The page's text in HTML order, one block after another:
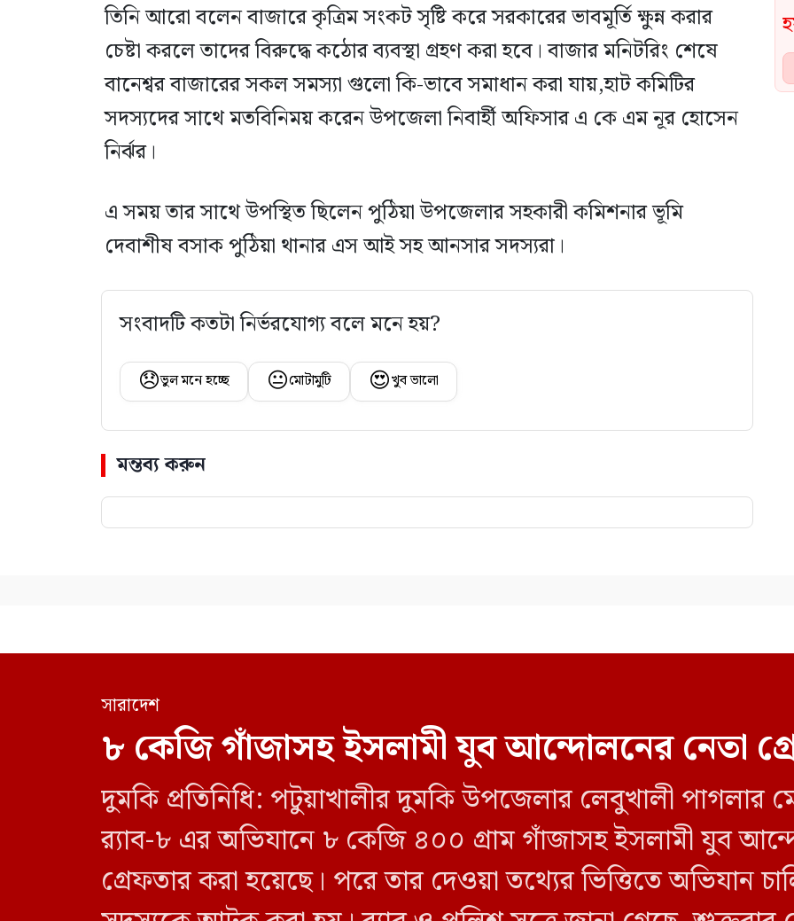
তিনি আরো বলেন বাজারে কৃত্রিম সংকট সৃষ্টি করে সরকারের ভাবমূর্তি ক্ষুন্ন করার
চেষ্টা করলে তাদের বিরুদ্ধে কঠোর ব্যবস্থা গ্রহণ করা হবে। বাজার মনিটরিং শেষে
বানেশ্বর বাজারের সকল সমস্যা গুলো কি-ভাবে সমাধান করা যায়,হাট কমিটির
সদস্যদের সাথে মতবিনিময় করেন উপজেলা নিবার্হী অফিসার এ কে এম নূর হোসেন
নির্ঝর।
এ সময় তার সাথে উপস্থিত ছিলেন পুঠিয়া উপজেলার সহকারী কমিশনার ভূমি
দেবাশীষ বসাক পুঠিয়া থানার এস আই সহ আনসার সদস্যরা।
সংবাদটি কতটা নির্ভরযোগ্য বলে মনে হয়?
😞ভুল মনে হচ্ছে 😐মোটামুটি 😍খুব ভালো
মন্তব্য করুন
সারাদেশ
৮ কেজি গাঁজাসহ ইসলামী যুব আন্দোলনের নেতা
দুমকি প্রতিনিধি: পটুয়াখালীর দুমকি উপজেলার লেবুখালী পাগলার
র‍্যাব-৮ এর অভিযানে ৮ কেজি ৪০০ গ্রাম গাঁজাসহ ইসলামী যুব
গ্রেফতার করা হয়েছে। পরে তার দেওয়া তথ্যের ভিত্তিতে অভিযান